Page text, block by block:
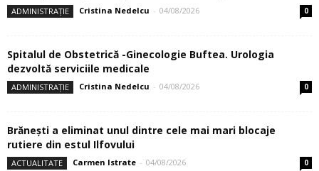
ADMINISTRAȚIE Cristina Nedelcu - 04/08/2026 0
Spitalul de Obstetrică -Ginecologie Buftea. Urologia
dezvoltă serviciile medicale
ADMINISTRAȚIE Cristina Nedelcu - 04/08/2026 0
Brănești a eliminat unul dintre cele mai mari blocaje
rutiere din estul Ilfovului
ACTUALITATE Carmen Istrate - 04/08/2026 0